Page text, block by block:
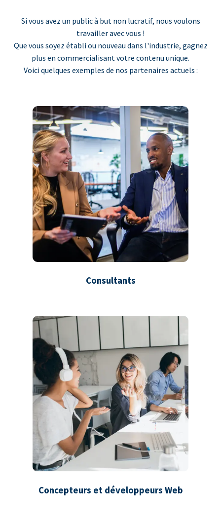
Si vous avez un public à but non lucratif, nous voulons
travailler avec vous !
Que vous soyez établi ou nouveau dans l'industrie, gagnez
plus en commercialisant votre contenu unique.
Voici quelques exemples de nos partenaires actuels :
Consultants
Concepteurs et développeurs Web